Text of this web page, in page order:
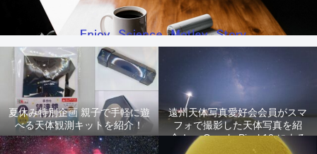
夏休み特別企画 親子で手軽に遊
べる天体観測キットを紹介！
遠州天体写真愛好会会員がスマ
フォで撮影した天体写真を紹
介！ -Google Pixel 10 による
星景写真-